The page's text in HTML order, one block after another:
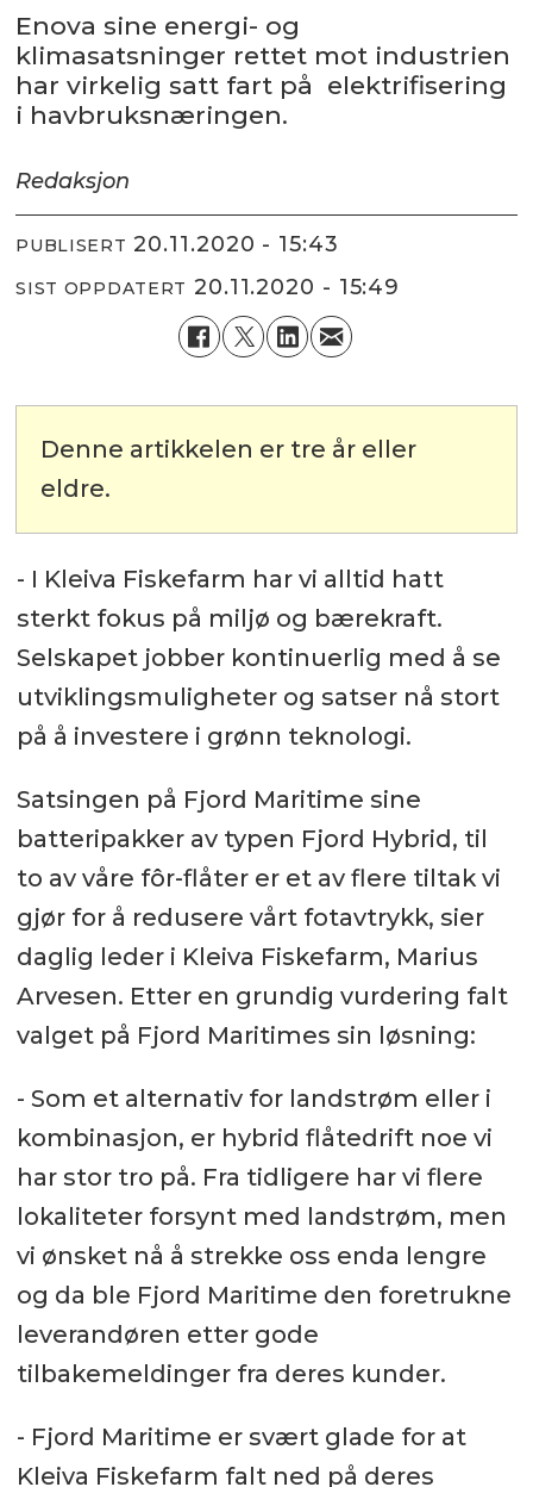
Enova sine energi- og
klimasatsninger rettet mot industrien
har virkelig satt fart på elektrifisering
i havbruksnæringen.
Redaksjon
PUBLISERT 20.11.2020 - 15:43
SIST OPPDATERT 20.11.2020 - 15:49
Denne artikkelen er tre år eller
eldre.
- I Kleiva Fiskefarm har vi alltid hatt
sterkt fokus på miljø og bærekraft.
Selskapet jobber kontinuerlig med å se
utviklingsmuligheter og satser nå stort
på å investere i grønn teknologi.
Satsingen på Fjord Maritime sine
batteripakker av typen Fjord Hybrid, til
to av våre fôr-flåter er et av flere tiltak vi
gjør for å redusere vårt fotavtrykk, sier
daglig leder i Kleiva Fiskefarm, Marius
Arvesen. Etter en grundig vurdering falt
valget på Fjord Maritimes sin løsning:
- Som et alternativ for landstrøm eller i
kombinasjon, er hybrid flåtedrift noe vi
har stor tro på. Fra tidligere har vi flere
lokaliteter forsynt med landstrøm, men
vi ønsket nå å strekke oss enda lengre
og da ble Fjord Maritime den foretrukne
leverandøren etter gode
tilbakemeldinger fra deres kunder.
- Fjord Maritime er svært glade for at
Kleiva Fiskefarm falt ned på deres